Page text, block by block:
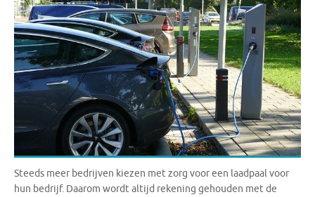
Steeds meer bedrijven kiezen met zorg voor een laadpaal voor
hun bedrijf. Daarom wordt altijd rekening gehouden met de